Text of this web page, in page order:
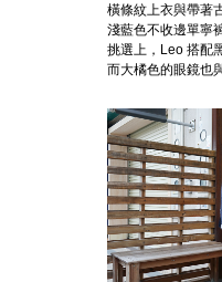
橫條紋上衣與帶著
淺藍色不收邊單寧
挑選上，Leo 搭配
而大橘色的眼鏡也